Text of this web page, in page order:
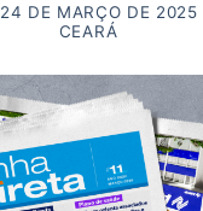
24 DE MARÇO DE 2025
CEARÁ